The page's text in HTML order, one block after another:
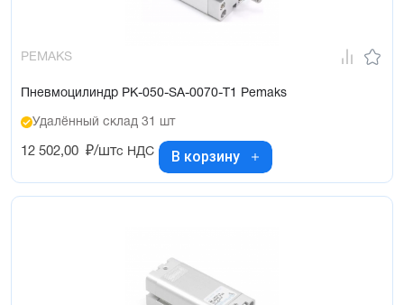
PEMAKS
Пневмоцилиндр PK-050-SA-0070-T1 Pemaks
Удалённый склад 31 шт
12 502,00 ₽/штс НДС В корзину